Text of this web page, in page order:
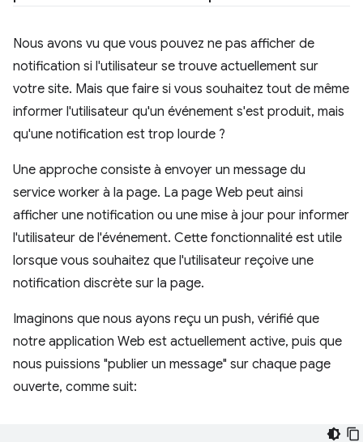
Nous avons vu que vous pouvez ne pas afficher de
notification si l'utilisateur se trouve actuellement sur
votre site. Mais que faire si vous souhaitez tout de même
informer l'utilisateur qu'un événement s'est produit, mais
qu'une notification est trop lourde ?
Une approche consiste à envoyer un message du
service worker à la page. La page Web peut ainsi
afficher une notification ou une mise à jour pour informer
l'utilisateur de l'événement. Cette fonctionnalité est utile
lorsque vous souhaitez que l'utilisateur reçoive une
notification discrète sur la page.
Imaginons que nous ayons reçu un push, vérifié que
notre application Web est actuellement active, puis que
nous puissions "publier un message" sur chaque page
ouverte, comme suit: